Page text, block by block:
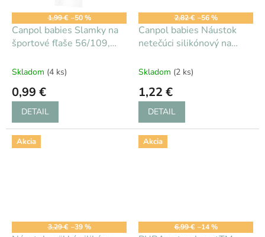
1,99 € –50 %
Canpol babies Slamky na
športové fľaše 56/109,
Skladom (4 ks)
0,99 €
DETAIL
2,82 € –56 %
Canpol babies Náustok
netečúci silikónový na
Skladom (2 ks)
1,22 €
DETAIL
Akcia
3,29 € –39 %
Akcia
6,99 € –14 %